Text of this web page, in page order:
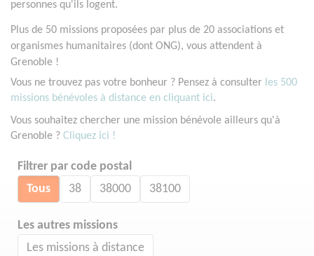
personnes qu'ils logent.
Plus de 50 missions proposées par plus de 20 associations et
organismes humanitaires (dont ONG), vous attendent à
Grenoble !
Vous ne trouvez pas votre bonheur ? Pensez à consulter les 500
missions bénévoles à distance en cliquant ici.
Vous souhaitez chercher une mission bénévole ailleurs qu'à
Grenoble ? Cliquez ici !
Filtrer par code postal
Tous 38 38000 38100
Les autres missions
Les missions à distance